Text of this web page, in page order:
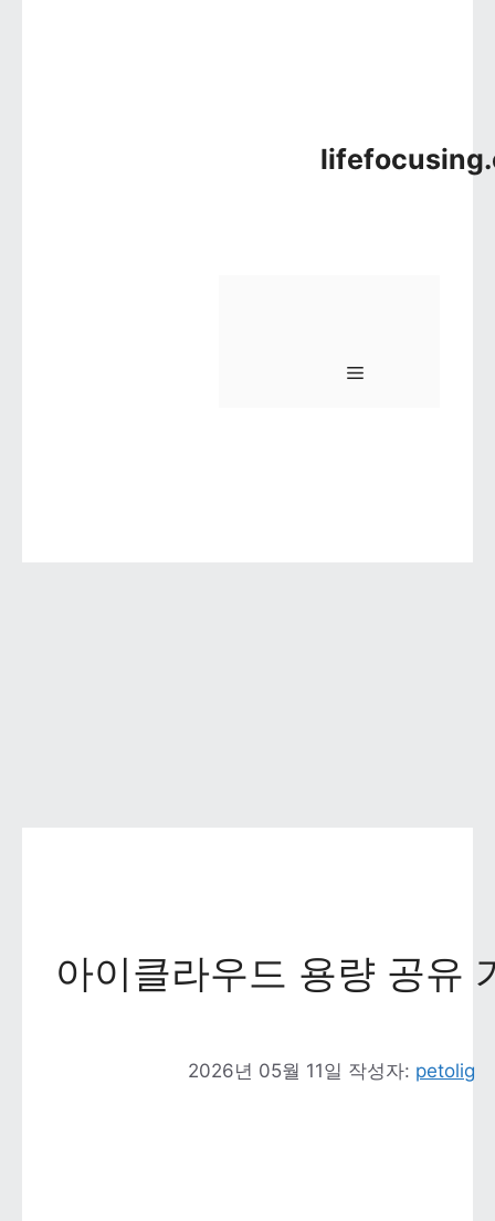
메뉴
아이클라우드 용량 공유
2026년 05월 11일 작성자: petolig